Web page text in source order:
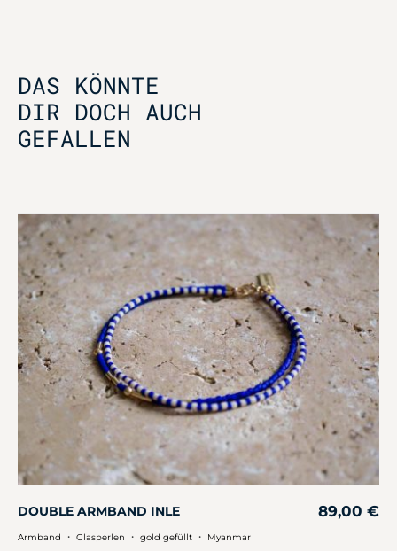
DAS KÖNNTE
DIR DOCH AUCH
GEFALLEN
DOUBLE ARMBAND INLE 89,00 €
Armband ・ Glasperlen ・ gold gefüllt ・ Myanmar